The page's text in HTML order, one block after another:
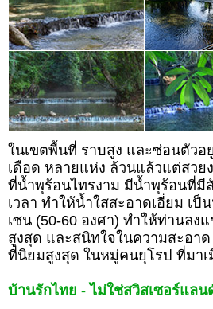
ในเขตพื้นที่ ราบสูง และซ่อนตัว
เดือด หลายแห่ง ล้วนแล้วแต่สว
ที่น้ำพุร้อนไทรงาม มีน้ำพุร้อนที่มี
เวลา ทำให้น้ำใสสะอาดเอี่ยม
เซน (50-60 องศา) ทำให้ท่านล
สูงสุด และสนิทใจในความสะอา
ที่นิยมสูงสุด ในหมู่คนยุโรป ที่มาเ
บ้านรักไทย - ไม่ใช่สวิสเซอร์แลน